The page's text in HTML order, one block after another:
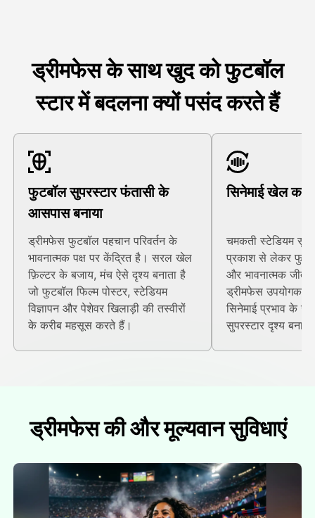
ड्रीमफेस के साथ खुद को फुटबॉल
स्टार में बदलना क्यों पसंद करते हैं
फुटबॉल सुपरस्टार फंतासी के
आसपास बनाया
ड्रीमफेस फुटबॉल पहचान परिवर्तन के
भावनात्मक पक्ष पर केंद्रित है। सरल खेल
फ़िल्टर के बजाय, मंच ऐसे दृश्य बनाता है
जो फुटबॉल फिल्म पोस्टर, स्टेडियम
विज्ञापन और पेशेवर खिलाड़ी की तस्वीरों
के करीब महसूस करते हैं।
सिनेमाई खेल का
चमकती स्टेडियम
प्रकाश से लेकर
और भावनात्मक जीत
ड्रीमफेस
सिनेमाई प्रभाव के
सुपरस्टार दृश्य
ड्रीमफेस की और मूल्यवान सुविधाएं